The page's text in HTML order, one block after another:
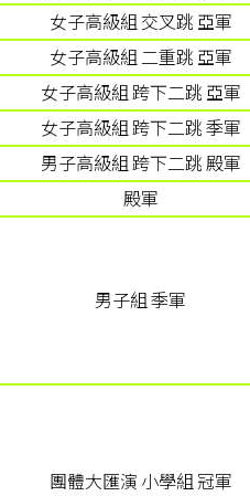
女子高級組 交叉跳 亞軍
女子高級組 二重跳 亞軍
女子高級組 跨下二跳 亞軍
女子高級組 跨下二跳 季軍
男子高級組 跨下二跳 殿軍
殿軍
男子組 季軍
團體大匯演 小學組 冠軍